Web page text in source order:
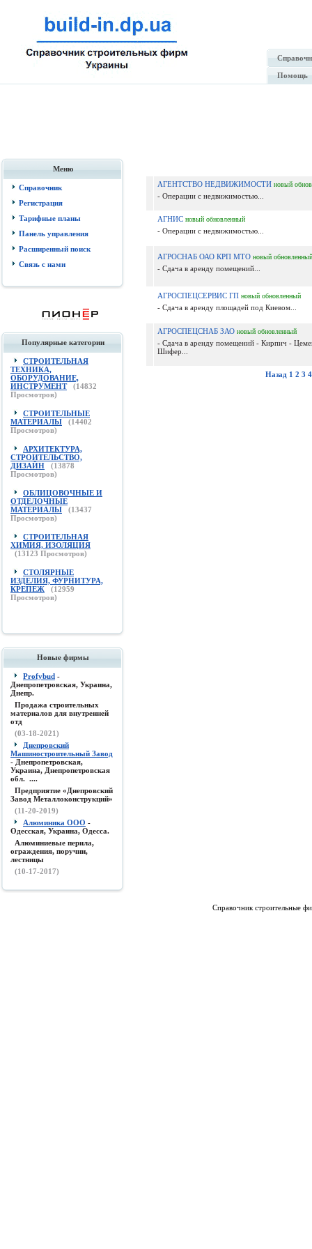
Помощь
Меню
Справочник
Регистрация
Тарифные планы
Панель управления
Расширенный поиск
Связь с нами
Популярные категории
СТРОИТЕЛЬНАЯ
ТЕХНИКА,
ОБОРУДОВАНИЕ,
ИНСТРУМЕНТ
(14832
Просмотров)
СТРОИТЕЛЬНЫЕ
МАТЕРИАЛЫ
(14402
Просмотров)
АРХИТЕКТУРА,
СТРОИТЕЛЬСТВО,
ДИЗАЙН
(13878
Просмотров)
ОБЛИЦОВОЧНЫЕ И
ОТДЕЛОЧНЫЕ
МАТЕРИАЛЫ
(13437
Просмотров)
СТРОИТЕЛЬНАЯ
ХИМИЯ, ИЗОЛЯЦИЯ
(13123 Просмотров)
СТОЛЯРНЫЕ
ИЗДЕЛИЯ, ФУРНИТУРА,
КРЕПЕЖ
(12959
Просмотров)
Новые фирмы
Profybud -
Днепропетровская, Украина,
Днепр.
Продажа строительных
материалов для внутренней
отд
(03-18-2021)
Днепровский
Машиностроительный Завод
- Днепропетровская,
Украина, Днепропетровская
обл. ....
Предприятие «Днепровский
Завод Металлоконструкций»
(11-20-2019)
Алюминика ООО -
Одесская, Украина, Одесса.
Алюминиевые перила,
ограждения, поручни,
лестницы
(10-17-2017)
АГЕНТСТВО НЕДВИЖИМОСТИ новый
- Операции с недвижимостью...
АГНИС новый обновленный
- Операции с недвижимостью...
АГРОСНАБ ОАО КРП МТО новый обновленный
- Сдача в аренду помещений...
АГРОСПЕЦСЕРВИС ГП новый обновленный
- Сдача в аренду площадей под Киевом...
АГРОСПЕЦСНАБ ЗАО новый обновленный
- Сдача в аренду помещений - Кирпич -
Шифер...
Назад 1 2 3 4
Справочник строительные